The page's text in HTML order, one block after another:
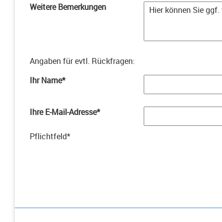
Weitere Bemerkungen
Angaben für evtl. Rückfragen:
Ihr Name*
Ihre E-Mail-Adresse*
Pflichtfeld*